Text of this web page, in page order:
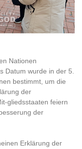
Nationen
Datum wurde in der 5.
bestimmt, um die
der
gliedsstaaten feiern
der
Erklärung der